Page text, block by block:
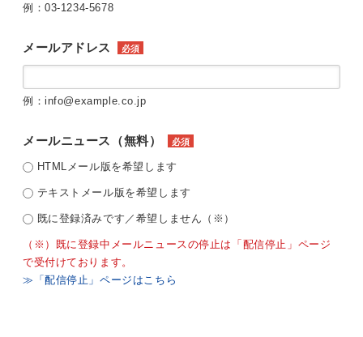
例：03-1234-5678
メールアドレス 必須
例：info@example.co.jp
メールニュース（無料） 必須
HTMLメール版を希望します
テキストメール版を希望します
既に登録済みです／希望しません（※）
（※）既に登録中メールニュースの停止は「配信停止」ページ
で受付けております。
≫「配信停止」ページはこちら